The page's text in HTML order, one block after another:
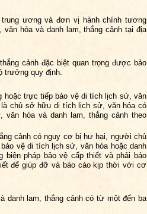
ương và đơn vị hành chính tương
hóa và danh lam, thắng cảnh tại địa
cảnh đặc biệt quan trọng được bảo
trưởng quy định.
hoặc trực tiếp bảo vệ di tích lịch sử, văn
là chủ sở hữu di tích lịch sử, văn hóa có
hóa và danh lam, thắng cảnh theo
cảnh có nguy cơ bị hư hại, người chủ
vệ di tích lịch sử, văn hóa hoặc danh
biện pháp bảo vệ cấp thiết và phải báo
để giúp đỡ và báo cáo kịp thời với cơ
danh lam, thắng cảnh có từ một đến ba